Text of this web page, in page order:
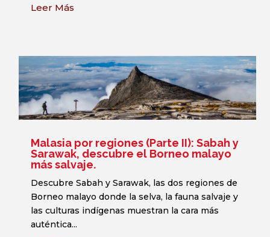
Leer Más
Malasia por regiones (Parte II): Sabah y
Sarawak, descubre el Borneo malayo
más salvaje.
Descubre Sabah y Sarawak, las dos regiones de
Borneo malayo donde la selva, la fauna salvaje y
las culturas indígenas muestran la cara más
auténtica...